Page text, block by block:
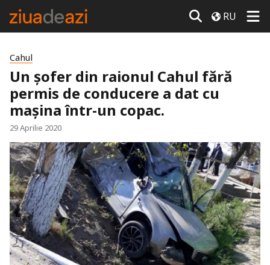
RU
Cahul
Un șofer din raionul Cahul fără
permis de conducere a dat cu
mașina într-un copac.
29 Aprilie 2020